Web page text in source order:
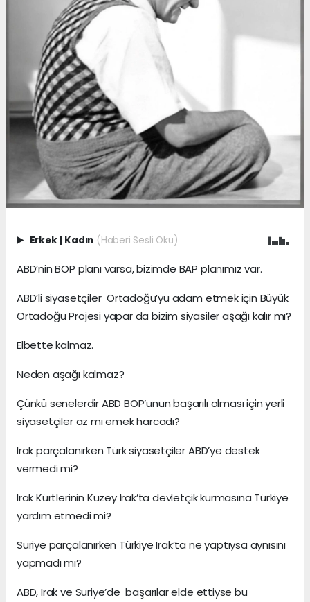
Erkek | Kadın (Haberi Sesli Oku)
ABD’nin BOP planı varsa, bizimde BAP planımız var.
ABD’li siyasetçiler Ortadoğu’yu adam etmek için Büyük
Ortadoğu Projesi yapar da bizim siyasiler aşağı kalır mı?
Elbette kalmaz.
Neden aşağı kalmaz?
Çünkü senelerdir ABD BOP’unun başarılı olması için yerli
siyasetçiler az mı emek harcadı?
Irak parçalanırken Türk siyasetçiler ABD’ye destek
vermedi mi?
Irak Kürtlerinin Kuzey Irak’ta devletçik kurmasına Türkiye
yardım etmedi mi?
Suriye parçalanırken Türkiye Irak’ta ne yaptıysa aynısını
yapmadı mı?
ABD, Irak ve Suriye’de başarılar elde ettiyse bu